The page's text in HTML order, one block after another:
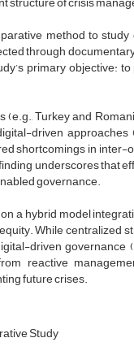
method to
through
primary objective:
Turkey and
driven
shortcomings in
underscores that
governance.
a hybrid model
While centralized
driven governance
reactive
future crises.
Study